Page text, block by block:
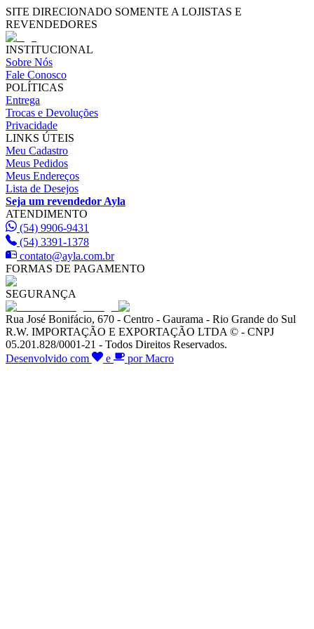
SITE DIRECIONADO SOMENTE A LOJISTAS E
REVENDEDORES
INSTITUCIONAL
Sobre Nós
Fale Conosco
POLÍTICAS
Entrega
Trocas e Devoluções
Privacidade
LINKS ÚTEIS
Meu Cadastro
Meus Pedidos
Meus Endereços
Lista de Desejos
Seja um revendedor Ayla
ATENDIMENTO
(54) 9906-9431
(54) 3391-1378
contato@ayla.com.br
FORMAS DE PAGAMENTO
SEGURANÇA
Rua José Bonifácio, 670 - Centro - Gaurama - Rio Grande do Sul
R.W. IMPORTAÇÃO E EXPORTAÇÃO LTDA © - CNPJ
05.201.828/0001-21 - Todos Direitos Reservados.
Desenvolvido com
e por Macro